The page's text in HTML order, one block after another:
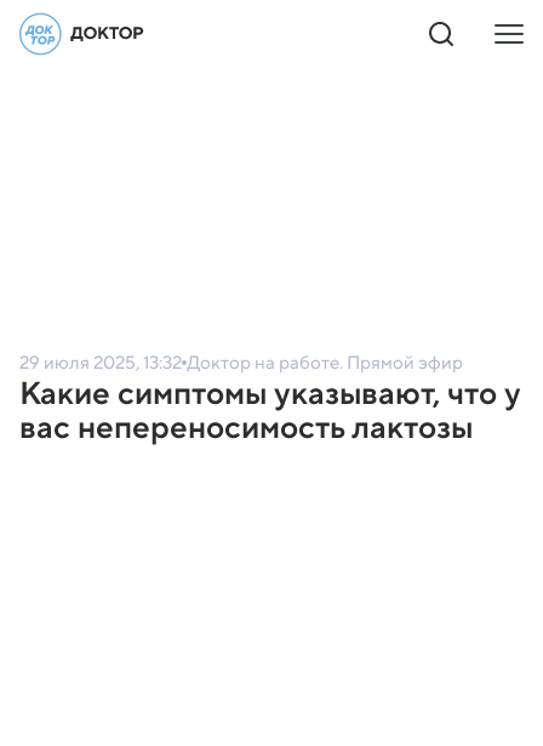
29 июля 2025, 13:32Доктор на работе. Прямой эфир
Какие симптомы указывают, что у
вас непереносимость лактозы